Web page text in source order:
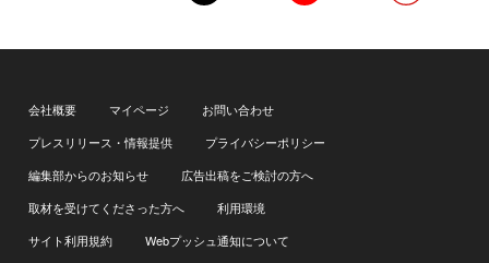
会社概要 マイページ
お問い合わせ
プレスリリース・情報提供
プライバシーポリシー
編集部からのお知らせ
広告出稿をご検討の方へ
取材を受けてくださった方へ
利用環境
サイト利用規約
Webプッシュ通知について